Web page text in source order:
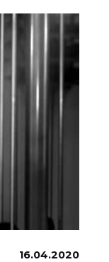
16.04.2020